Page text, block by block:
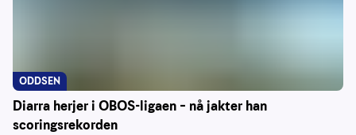
Diarra herjer i OBOS-ligaen – nå jakter han
scoringsrekorden
ODDSEN